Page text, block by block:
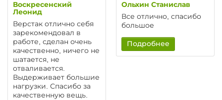
Воскресенский
Леонид
Верстак отлично себя
зарекомендовал в
работе, сделан очень
качественно, ничего не
шатается, не
отваливается.
Выдерживает большие
нагрузки. Спасибо за
качественную вещь.
Ольхин Станислав
Все отлично, спасибо
большое
Подробнее